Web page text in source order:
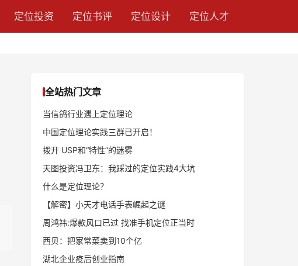
定位投资 定位书评 定位设计 定位人才
全站热门文章
当信鸽行业遇上定位理论
中国定位理论实践三群已开启！
拨开 USP和“特性”的迷雾
天图投资冯卫东：我踩过的定位实践4大坑
什么是定位理论？
【解密】小天才电话手表崛起之谜
周鸿祎:爆款风口已过 找准手机定位正当时
西贝：把家常菜卖到10个亿
湖北企业疫后创业指南